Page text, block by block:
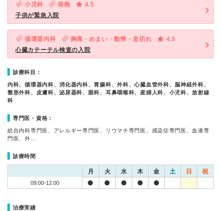
小児科 発熱
4.5
子供が緊急入院
循環器内科 胸痛・めまい・動悸・息切れ
4.5
心臓カテーテル検査の入院
診療科目：
内科、循環器内科、消化器内科、胃腸科、外科、心臓血管外科、脳神経外科、
整形外科、皮膚科、泌尿器科、眼科、耳鼻咽喉科、産婦人科、小児科、放射線
科
専門医・資格：
総合内科専門医、アレルギー専門医、リウマチ専門医、感染症専門医、血液専
門医、外…
診療時間
月 火 水 木 金 土 日 祝
09:00-12:00
治療実績